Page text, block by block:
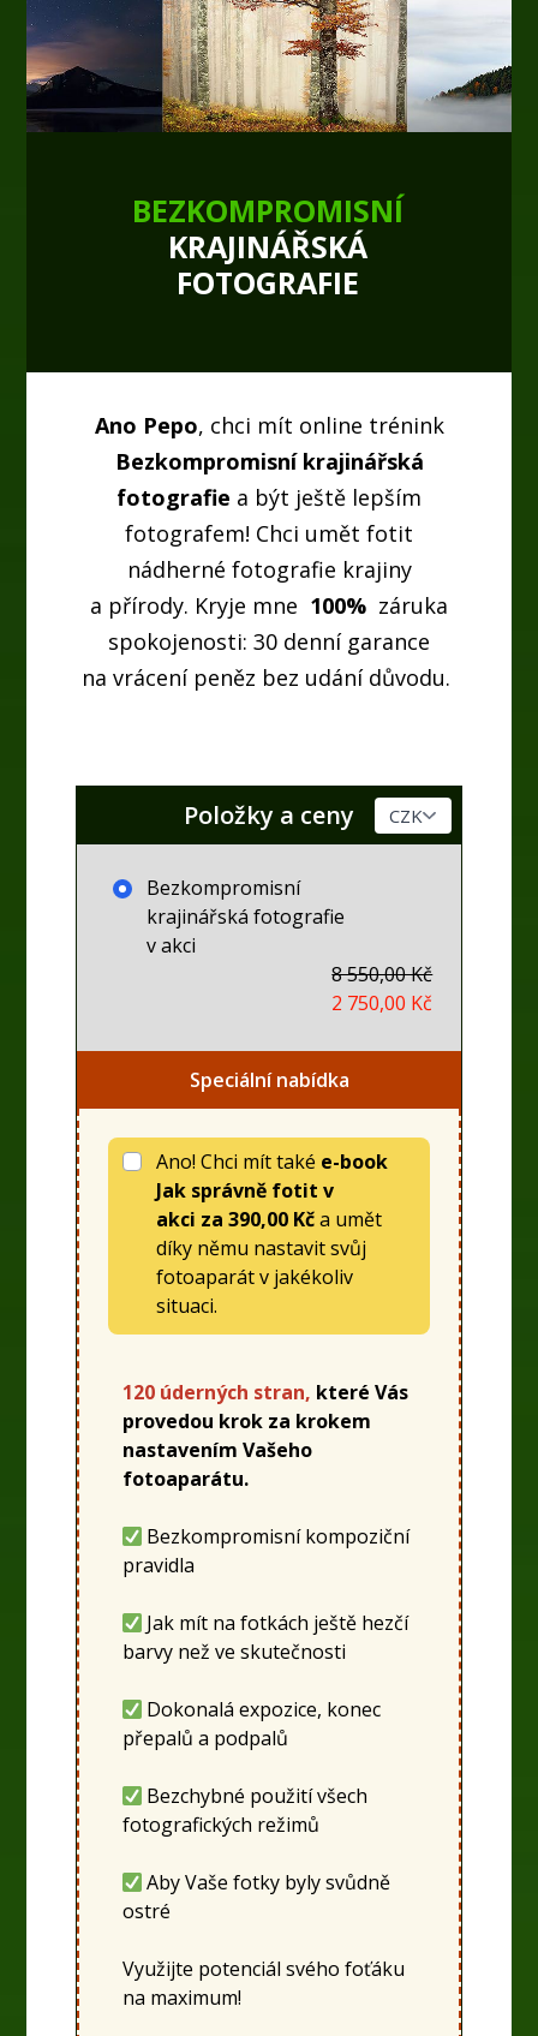
BEZKOMPROMISNÍ
KRAJINÁŘSKÁ
FOTOGRAFIE
Ano Pepo, chci mít online trénink
Bezkompromisní krajinářská
fotografie a být ještě lepším
fotografem! Chci umět fotit
nádherné fotografie krajiny
a přírody. Kryje mne 100% záruka
spokojenosti: 30 denní garance
na vrácení peněz bez udání důvodu.
Položky a ceny
Bezkompromisní
krajinářská fotografie
v akci
8 550,00 Kč
2 750,00 Kč
Speciální nabídka
Ano! Chci mít také e-book
Jak správně fotit v
akci za 390,00 Kča umět
díky němu nastavit svůj
fotoaparát v jakékoliv
situaci.
120 úderných stran, které Vás
provedou krok za krokem
nastavením Vašeho
fotoaparátu.
Bezkompromisní kompoziční
pravidla
Jak mít na fotkách ještě hezčí
barvy než ve skutečnosti
Dokonalá expozice, konec
přepalů a podpalů
Bezchybné použití všech
fotografických režimů
Aby Vaše fotky byly svůdně
ostré
Využijte potenciál svého foťáku
na maximum!